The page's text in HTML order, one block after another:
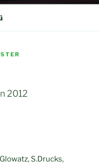
2012
S.Drucks,